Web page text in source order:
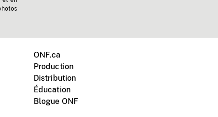
ONF.ca
Production
Distribution
Éducation
Blogue ONF